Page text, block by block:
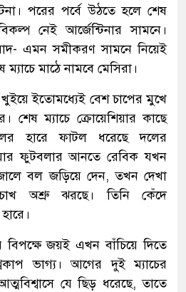
পরের পর্বে উঠতে হলে শেষ
নেই আর্জেন্টিনার সামনে।
এমন সমীকরণ সামনে নিয়েই
মাঠে নামবে মেসিরা।
ইতোমধ্যেই বেশ চাপের মুখে
শেষ ম্যাচে ক্রোয়েশিয়ার কাছে
হারে ফাটল ধরেছে দলের
ফুটবলার আনতে রেবিক যখন
জালে বল জড়িয়ে দেন, তখন দেখা
অশ্রু ঝরছে। তিনি কেঁদে
বিপক্ষে জয়ই এখন বাঁচিয়ে দিতে
ভাগ্য। আগের দুই ম্যাচের
যে ছিড় ধরেছে, তাতে